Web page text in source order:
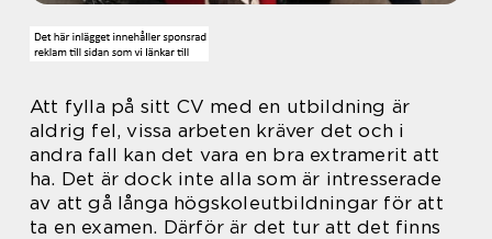
Att fylla på sitt CV med en utbildning är
aldrig fel, vissa arbeten kräver det och i
andra fall kan det vara en bra extramerit att
ha. Det är dock inte alla som är intresserade
av att gå långa högskoleutbildningar för att
ta en examen. Därför är det tur att det finns